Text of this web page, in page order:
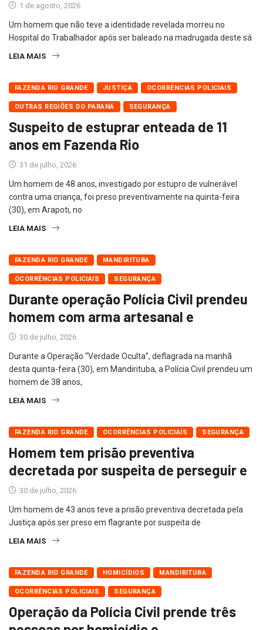
1 de agosto, 2026
Um homem que não teve a identidade revelada morreu no
Hospital do Trabalhador após ser baleado na madrugada deste sá
LEIA MAIS
FAZENDA RIO GRANDE JUSTIÇA OCORRÊNCIAS POLICIAIS
OUTRAS REGIÕES DO PARANÁ SEGURANÇA
Suspeito de estuprar enteada de 11
anos em Fazenda Rio
31 de julho, 2026
Um homem de 48 anos, investigado por estupro de vulnerável
contra uma criança, foi preso preventivamente na quinta-feira
(30), em Arapoti, no
LEIA MAIS
FAZENDA RIO GRANDE MANDIRITUBA
OCORRÊNCIAS POLICIAIS SEGURANÇA
Durante operação Polícia Civil prendeu
homem com arma artesanal e
30 de julho, 2026
Durante a Operação “Verdade Oculta”, deflagrada na manhã
desta quinta-feira (30), em Mandirituba, a Polícia Civil prendeu um
homem de 38 anos,
LEIA MAIS
FAZENDA RIO GRANDE OCORRÊNCIAS POLICIAIS SEGURANÇA
Homem tem prisão preventiva
decretada por suspeita de perseguir e
30 de julho, 2026
Um homem de 43 anos teve a prisão preventiva decretada pela
Justiça após ser preso em flagrante por suspeita de
LEIA MAIS
FAZENDA RIO GRANDE HOMICÍDIOS MANDIRITUBA
OCORRÊNCIAS POLICIAIS SEGURANÇA
Operação da Polícia Civil prende três